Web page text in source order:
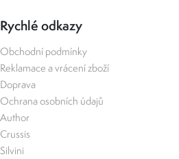
Rychlé odkazy
Obchodní podmínky
Reklamace a vrácení zboží
Doprava
Ochrana osobních údajů
Author
Crussis
Silvini